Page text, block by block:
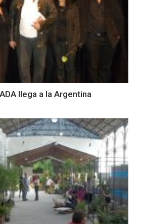
llega a la Argentina